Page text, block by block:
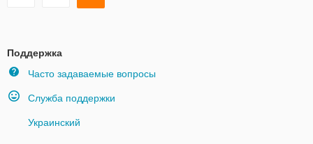
Поддержка
Часто задаваемые вопросы
Служба поддержки
Украинский